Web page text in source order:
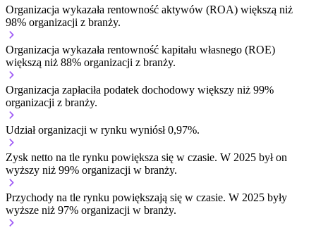
Organizacja wykazała rentowność aktywów (ROA) większą niż
98% organizacji z branży.
Organizacja wykazała rentowność kapitału własnego (ROE)
większą niż 88% organizacji z branży.
Organizacja zapłaciła podatek dochodowy większy niż 99%
organizacji z branży.
Udział organizacji w rynku wyniósł 0,97%.
Zysk netto na tle rynku powiększa się w czasie. W 2025 był on
wyższy niż 99% organizacji w branży.
Przychody na tle rynku powiększają się w czasie. W 2025 były
wyższe niż 97% organizacji w branży.